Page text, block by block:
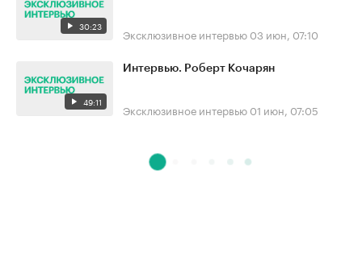
30:23 Эксклюзивное интервью 03 июн, 07:10
49:11
Интервью. Роберт Кочарян
Эксклюзивное интервью 01 июн, 07:05